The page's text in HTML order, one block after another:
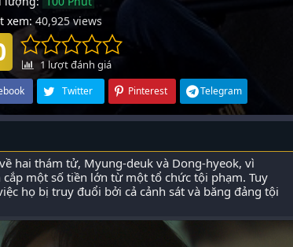
xem: 40,925 views
1lượt đánh giá
Twitter Pinterest Telegram
hai thám tử, Myung-deuk và Dong-hyeok, vì
một số tiền lớn từ một tổ chức tội phạm. Tuy
họ bị truy đuổi bởi cả cảnh sát và băng đảng tội